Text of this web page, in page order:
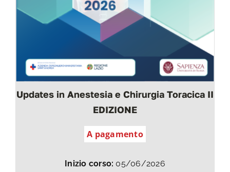
Updates in Anestesia e Chirurgia Toracica II
EDIZIONE
A pagamento
Inizio corso: 05/06/2026